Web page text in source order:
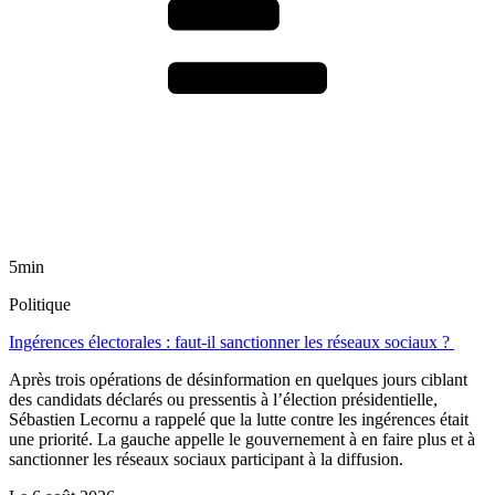
5min
Politique
Ingérences électorales : faut-il sanctionner les réseaux sociaux ?
Après trois opérations de désinformation en quelques jours ciblant
des candidats déclarés ou pressentis à l’élection présidentielle,
Sébastien Lecornu a rappelé que la lutte contre les ingérences était
une priorité. La gauche appelle le gouvernement à en faire plus et à
sanctionner les réseaux sociaux participant à la diffusion.